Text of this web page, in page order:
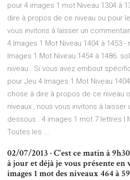
pour 4 images 1 mot Niveau 1304 à
dire à propos de ce niveau ou pour
vous invitons à laisser un
4 Images 1 Mot Niveau 1404 à 1453
Images 1 Mot Niveau 1454 à 1486.
niveau . Si vous avez embout
pour Jeu 4 Images 1 Mot Niveau
chose à dire à propos de ce niveau
niveaux , nous vous invitons à
dessous . 4 images 1 mot 7 lettres |
Toutes les ...
02/07/2013 · C'est ce matin à
à jour et déjà je vous présente en
images 1 mot des niveaux 464 à